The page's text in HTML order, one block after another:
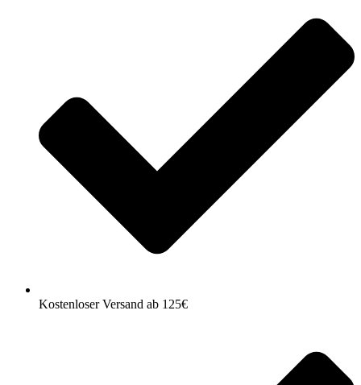
Kostenloser Versand ab 125€